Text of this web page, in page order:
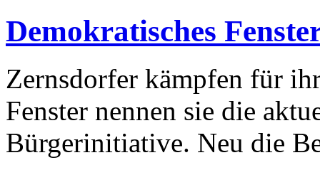
Demokratisches
Zernsdorfer kämpfen für
Fenster nennen sie die
Bürgerinitiative. Neu die